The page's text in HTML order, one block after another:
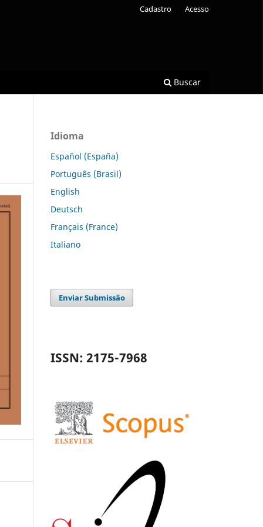
Buscar
Cadastro Acesso
Idioma
Español (España)
Português (Brasil)
English
Deutsch
Français (France)
Italiano
Enviar Submissão
ISSN: 2175-7968